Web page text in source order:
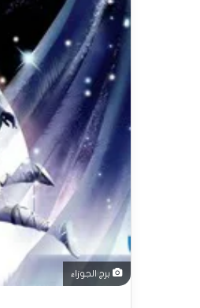
برج الجوزاء